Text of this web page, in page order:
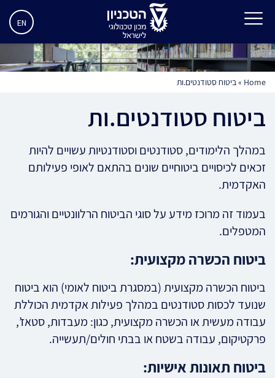
EN
Home
»ביטוח סטודנטים.ות
ביטוח סטודנטים.ות
במהלך הלימודים, סטודנטים וסטודנטיות עשויים להיות
זכאים לכיסויים ביטוחיים שונים בהתאם לאופי פעילותם
האקדמית.
בעמוד זה מרוכז מידע על סוגי הביטוח הרלוונטיים והגורמים
המטפלים.
ביטוח הכשרה מקצועית:
ביטוח הכשרה מקצועית (במסגרת ביטוח לאומי) הוא ביטוח
שנועד לכסות סטודנטים במהלך פעילות אקדמית הכוללת
עבודה מעשית או הכשרה מקצועית, כגון: מעבדות, סטאז’,
פרקטיקום, עבודה בשטח או בבתי חולים/תעשייה.
ביטוח תאונות אישיות: